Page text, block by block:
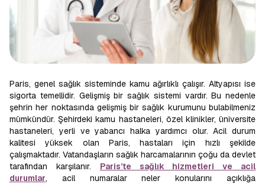
Paris, genel sağlık sisteminde kamu ağırlıklı çalışır. Altyapısı ise
sigorta temellidir. Gelişmiş bir sağlık sistemi vardır. Bu nedenle
şehrin her noktasında gelişmiş bir sağlık kurumunu bulabilmeniz
mümkündür. Şehirdeki kamu hastaneleri, özel klinikler, üniversite
hastaneleri, yerli ve yabancı halka yardımcı olur. Acil durum
kalitesi yüksek olan Paris, hastaları için hızlı şekilde
çalışmaktadır. Vatandaşların sağlık harcamalarının çoğu da devlet
tarafından karşılanır. Paris’te sağlık hizmetleri ve acil
durumlar, acil numaralar neler konularını açıklığa